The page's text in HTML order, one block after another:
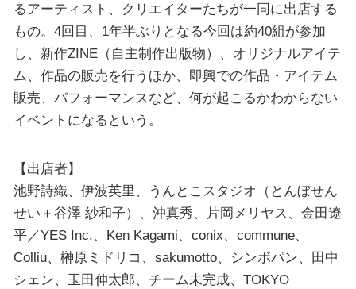
るアーティスト、クリエイターたちが一同に出店する
もの。4回目、1年半ぶりとなる今回は約40組が参加
し、新作ZINE（自主制作出版物）、オリジナルアイテ
ム、作品の販売を行うほか、即興での作品・アイテム
販売、パフォーマンスなど、何が起こるかわからない
イベントになるという。
【出店者】
池野詩織、伊波英里、うんとこスタジオ（とんぼせん
せい＋谷澤 紗和子）、沖真秀、片岡メリヤス、金田遼
平／YES Inc.、Ken Kagami、conix、commune、
Colliu、榊原ミドリコ、sakumotto、シンボパン、田中
シェン、玉田伸太郎、チーム未完成、TOKYO